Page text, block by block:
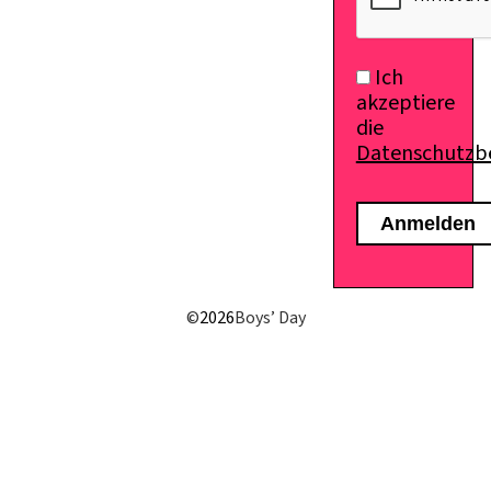
Ich
akzeptiere
die
©2026Boys’ Day